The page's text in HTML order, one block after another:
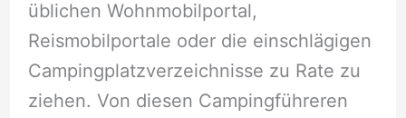
üblichen Wohnmobilportal,
Reismobilportale oder die einschlägigen
Campingplatzverzeichnisse zu Rate zu
ziehen. Von diesen Campingführeren